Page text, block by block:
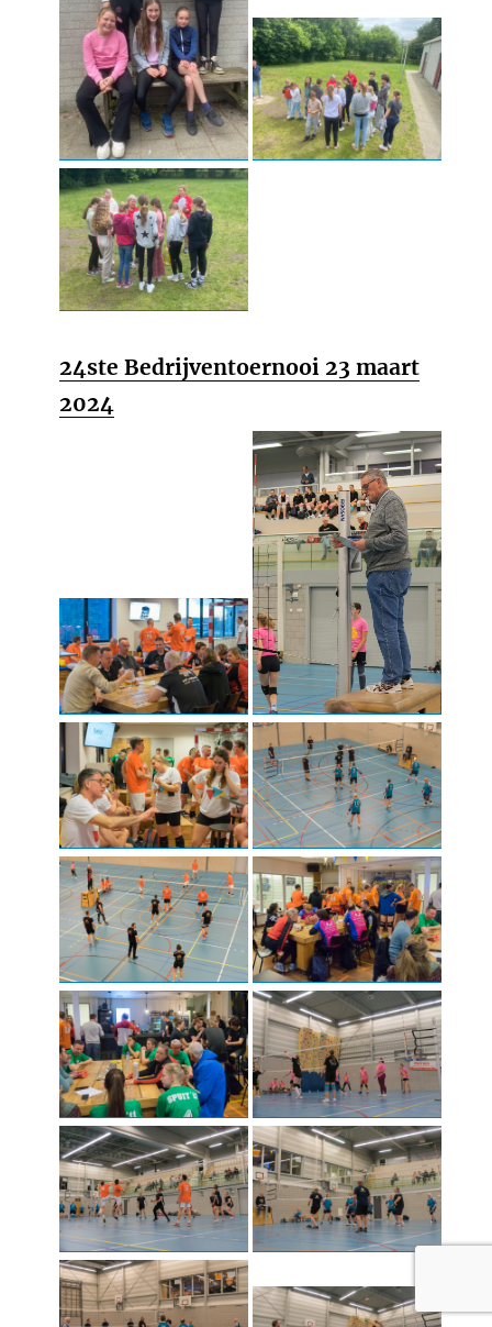
24ste Bedrijventoernooi 23 maart
2024